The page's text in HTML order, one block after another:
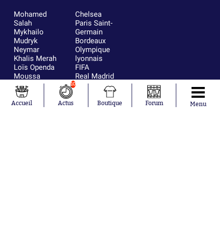
Mohamed
Salah
Mykhailo
Mudryk
Neymar
Khalis Merah
Loïs Openda
Moussa
Niakhaté
Nicolás
Tagliafico
Chelsea
Paris Saint-
Germain
Bordeaux
Olympique
lyonnais
FIFA
Real Madrid
RC Strasbourg
AC Milan
Accueil
10
Actus Boutique Forum Menu